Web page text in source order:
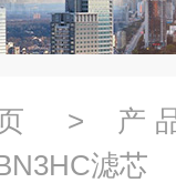
> 产
滤芯